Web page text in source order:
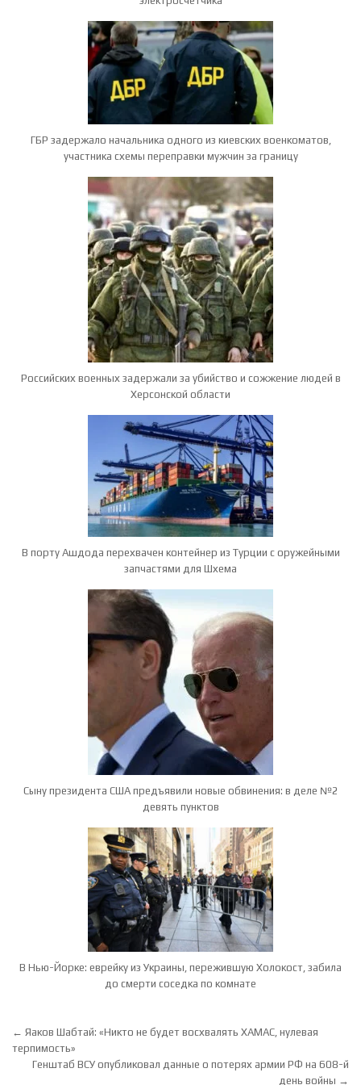
ГБР задержало начальника одного из киевских военкоматов,
участника схемы переправки мужчин за границу
Российских военных задержали за убийство и сожжение людей в
Херсонской области
В порту Ашдода перехвачен контейнер из Турции с оружейными
запчастями для Шхема
Сыну президента США предъявили новые обвинения: в деле №2
девять пунктов
В Нью-Йорке: еврейку из Украины, пережившую Холокост, забила
до смерти соседка по комнате
Навигация по записям
← Яаков Шабтай: «Никто не будет восхвалять ХАМАС, нулевая
терпимость»
Генштаб ВСУ опубликовал данные о потерях армии РФ на 608-й
день войны →